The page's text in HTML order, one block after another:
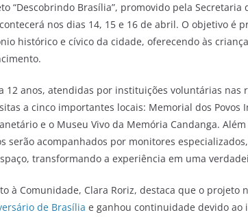
“Descobrindo Brasília”, promovido pela Secretaria
nos dias 14, 15 e 16 de abril. O objetivo é
histórico e cívico da cidade, oferecendo às
12 anos, atendidas por instituições voluntárias nas
a cinco importantes locais: Memorial dos Povos
e o Museu Vivo da Memória Candanga.
serão acompanhados por monitores
transformando a experiência em uma
à Comunidade, Clara Roriz, destaca que o projeto
de Brasília e ganhou continuidade devido ao